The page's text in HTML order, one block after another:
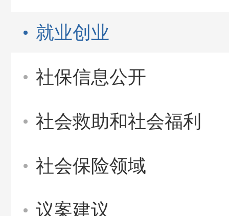
就业创业
社保信息公开
社会救助和社会福利
社会保险领域
议案建议